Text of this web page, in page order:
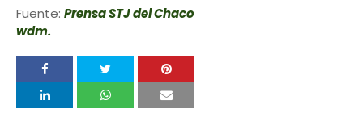
Fuente: Prensa STJ del Chaco
wdm.